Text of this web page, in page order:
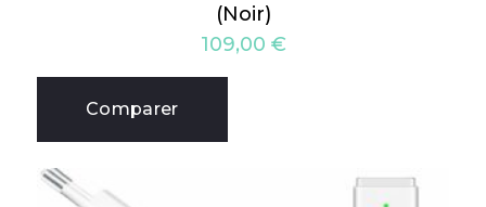
(Noir)
109,00 €
Comparer